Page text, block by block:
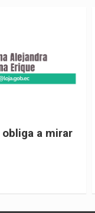
y el costo de